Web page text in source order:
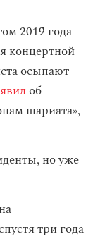
2019 года
концертной
осыпают
об
шариата»,
но уже
три года